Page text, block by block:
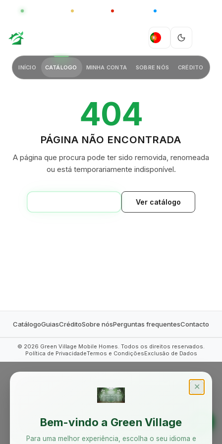
GLOBAL CHINA
PT
INÍCIO CATÁLOGO MINHA CONTA SOBRE NÓS CRÉDITO
404
PÁGINA NÃO ENCONTRADA
A página que procura pode ter sido removida, renomeada
ou está temporariamente indisponível.
Ver catálogo
CatálogoGuiasCréditoSobre nósPerguntas frequentesContacto
© 2026 Green Village Mobile Homes. Todos os direitos reservados.
Política de PrivacidadeTermos e CondiçõesExclusão de Dados
✕
Bem-vindo a Green Village
Para uma melhor experiência, escolha o seu idioma e